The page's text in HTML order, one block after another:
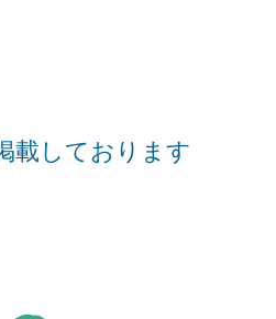
載しております